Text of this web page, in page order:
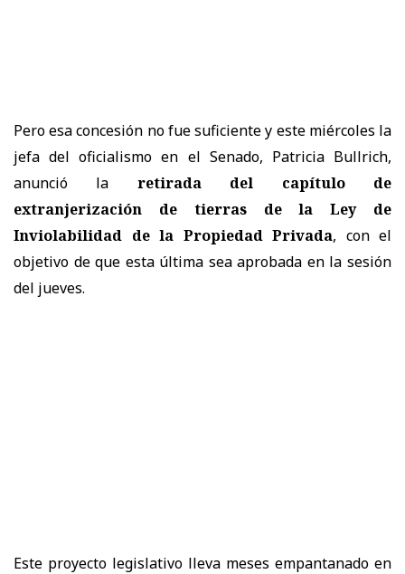
Pero esa concesión no fue suficiente y este miércoles la
jefa del oficialismo en el Senado, Patricia Bullrich,
anunció la retirada del capítulo de
extranjerización de tierras de la Ley de
Inviolabilidad de la Propiedad Privada, con el
objetivo de que esta última sea aprobada en la sesión
del jueves.
Este proyecto legislativo lleva meses empantanado en